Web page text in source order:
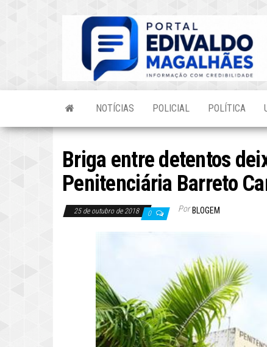
NOTÍCIAS POLICIAL POLÍTICA
Briga entre detentos
Penitenciária Barreto
25 de outubro de 2018 0 Por BLOGEM